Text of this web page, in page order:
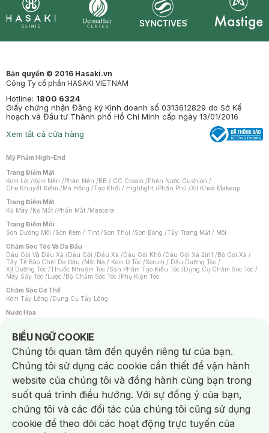
Bản quyền © 2016 Hasaki.vn
Công Ty cổ phần HASAKI VIETNAM
Hotline: 1800 6324
Giấy chứng nhận Đăng ký Kinh doanh số 0313612829 do Sở Kế
hoạch và Đầu tư Thành phố Hồ Chí Minh cấp ngày 13/01/2016
Xem tất cả cửa hàng
Mỹ Phẩm High-End
Trang Điểm Mặt
Kem Lót /Kem Nền /Phấn Nền /BB / CC Cream /Phấn Nước Cushion /
Che Khuyết Điểm /Má Hồng /Tạo Khối / Highlight /Phấn Phủ /Xịt Khoá Makeup
Trang Điểm Mắt
Kẻ Mày /Kẻ Mắt /Phấn Mắt /Mascara
Trang Điểm Môi
Son Dưỡng Môi /Son Kem / Tint /Son Thỏi /Son Bóng /Tẩy Trang Mắt / Môi
Chăm Sóc Tóc Và Da Đầu
Dầu Gội Và Dầu Xả /Dầu Gội /Dầu Xả /Dầu Gội Khô /Dầu Gội Xả 2in1 /Bộ Gội Xả /
Tẩy Tế Bào Chết Da Đầu /Mặt Nạ / Kem Ủ Tóc /Serum / Dầu Dưỡng Tóc /
Xịt Dưỡng Tóc /Thuốc Nhuộm Tóc /Sản Phẩm Tạo Kiểu Tóc /Dụng Cụ Chăm Sóc Tóc /
Máy Sấy Tóc /Lược /Bộ Chăm Sóc Tóc /Phụ Kiện Tóc
Chăm Sóc Cơ Thể
Kem Tẩy Lông /Dụng Cụ Tẩy Lông
Nước Hoa
Nước Hoa Nữ
Chăm Sóc Cá Nhân
Chống Muỗi /Khẩu Trang /Máy Massage/Mặt Nạ Xông Hơi /Nước Rửa Tay/
Sản Phẩm Chăm Sóc Khác /Bàn Chải Đánh Răng /Bàn Chải Điện/
Hỗ Trợ Trắng Răng/Kem Đánh Răng /Máy Tăm Nước/ Nước Súc Miệng/
Tăm / Chỉ Nha Khoa/ Xịt Thơm Miệng / Dung Dịch Vệ Sinh/Dưỡng Vùng Kín/
Khăn Ướt Vệ Sinh Vùng Kín/Băng Vệ Sinh/Tampon/Bọt Cạo Râu /Dao Cạo Râu/
Máy Cạo Râu
Vấn Đề Về Da
Da Dầu / Lỗ Chân Lông To/ Da Khô / Mất Nước/ Da Lão Hóa/ Da Mụn/
Da Nhạy Cảm / Kích Ứng
Da Xỉn Màu Thâm / Nám / Tàn Nhang
Quầng Thâm & Bọng Mắt /Sẹo /Viêm Da Cơ Địa
BIỂU NGỮ COOKIE
Notice about cookies usage
Chúng tôi quan tâm đến quyền riêng tư của bạn.
Chúng tôi sử dụng các cookie cần thiết để vận hành
website của chúng tôi và đồng hành cùng bạn trong
suốt quá trình điều hướng. Với sự đồng ý của bạn,
chúng tôi và các đối tác của chúng tôi cũng sử dụng
cookie để theo dõi các hoạt động trực tuyến của